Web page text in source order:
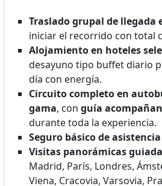
Traslado grupal de llegada
iniciar el recorrido con total
Alojamiento en hoteles
desayuno tipo buffet diario
día con energía.
Circuito completo en
gama, con guía
durante toda la experiencia.
Seguro básico de
Visitas panorámicas
Madrid, París, Londres,
Viena, Cracovia, Varsovia,